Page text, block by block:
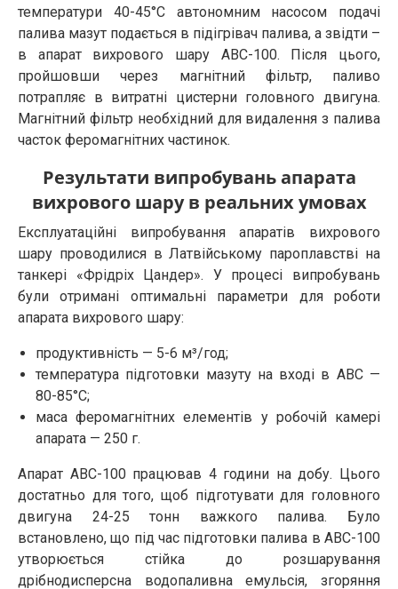
температури 40-45°С автономним насосом подачі
палива мазут подається в підігрівач палива, а звідти –
в апарат вихрового шару АВС-100. Після цього,
пройшовши через магнітний фільтр, паливо
потрапляє в витратні цистерни головного двигуна.
Магнітний фільтр необхідний для видалення з палива
часток феромагнітних частинок.
Результати випробувань апарата
вихрового шару в реальних умовах
Експлуатаційні випробування апаратів вихрового
шару проводилися в Латвійському пароплавстві на
танкері «Фрідріх Цандер». У процесі випробувань
були отримані оптимальні параметри для роботи
апарата вихрового шару:
продуктивність — 5-6 м³/год;
температура підготовки мазуту на вході в АВС —
80-85°C;
маса феромагнітних елементів у робочій камері
апарата — 250 г.
Апарат АВС-100 працював 4 години на добу. Цього
достатньо для того, щоб підготувати для головного
двигуна 24-25 тонн важкого палива. Було
встановлено, що під час підготовки палива в АВС-100
утворюється стійка до розшарування
дрібнодисперсна водопаливна емульсія, згоряння